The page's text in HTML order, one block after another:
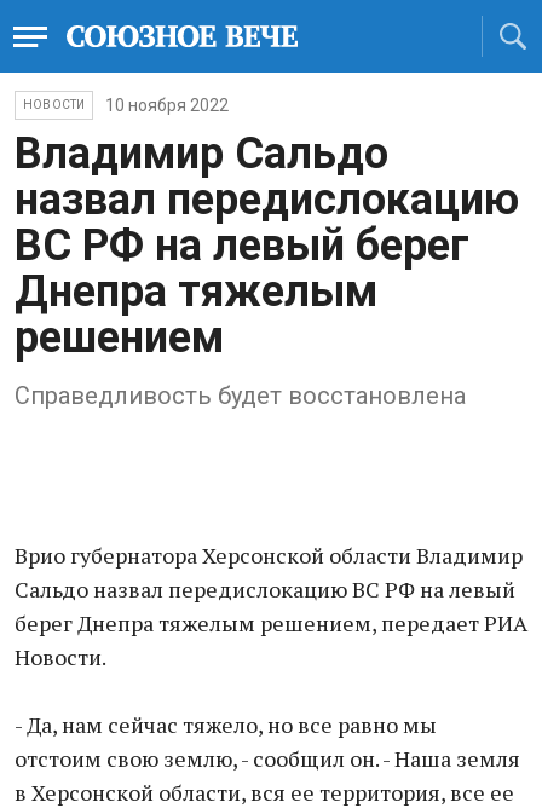
НОВОСТИ 10 ноября 2022
Владимир Сальдо
назвал передислокацию
ВС РФ на левый берег
Днепра тяжелым
решением
Справедливость будет восстановлена
Врио губернатора Херсонской области Владимир
Сальдо назвал передислокацию ВС РФ на левый
берег Днепра тяжелым решением, передает РИА
Новости.
- Да, нам сейчас тяжело, но все равно мы
отстоим свою землю, - сообщил он. - Наша земля
в Херсонской области, вся ее территория, все ее